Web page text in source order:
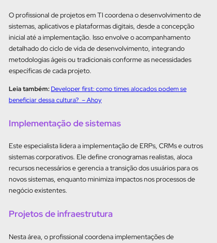
O profissional de projetos em TI coordena o desenvolvimento de
sistemas, aplicativos e plataformas digitais, desde a concepção
inicial até a implementação. Isso envolve o acompanhamento
detalhado do ciclo de vida de desenvolvimento, integrando
metodologias ágeis ou tradicionais conforme as necessidades
específicas de cada projeto.
Leia também: Developer first: como times alocados podem se
beneficiar dessa cultura? – Ahoy
Implementação de sistemas
Este especialista lidera a implementação de ERPs, CRMs e outros
sistemas corporativos. Ele define cronogramas realistas, aloca
recursos necessários e gerencia a transição dos usuários para os
novos sistemas, enquanto minimiza impactos nos processos de
negócio existentes.
Projetos de infraestrutura
Nesta área, o profissional coordena implementações de